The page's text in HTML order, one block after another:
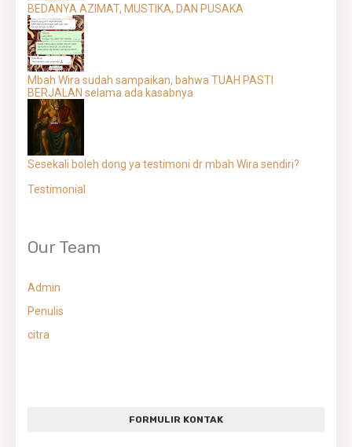
BEDANYA AZIMAT, MUSTIKA, DAN PUSAKA
Mbah Wira sudah sampaikan, bahwa TUAH PASTI
BERJALAN selama ada kasabnya
Sesekali boleh dong ya testimoni dr mbah Wira sendiri?
Testimonial
Our Team
Admin
Penulis
citra
FORMULIR KONTAK